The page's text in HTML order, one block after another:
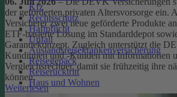
Kfz
Rechtsschutz
Haftpflicht
Unfall
Auslandsreisekrankenversicherung
Reisegepäck
Reiserücktritt
Haus und Wohnen
der geförderten privaten Altersvorsorge ein.
Versicherer zwei neue geförderte Produkte
ETF-basierte Lösung im Standarddepot
Garantiekonzept. Zugleich unterstützt die
Kundinnen und -Kunden mit Informationen
Vergleichsrechner, damit sie frühzeitig ihre
können.
Weiterlesen